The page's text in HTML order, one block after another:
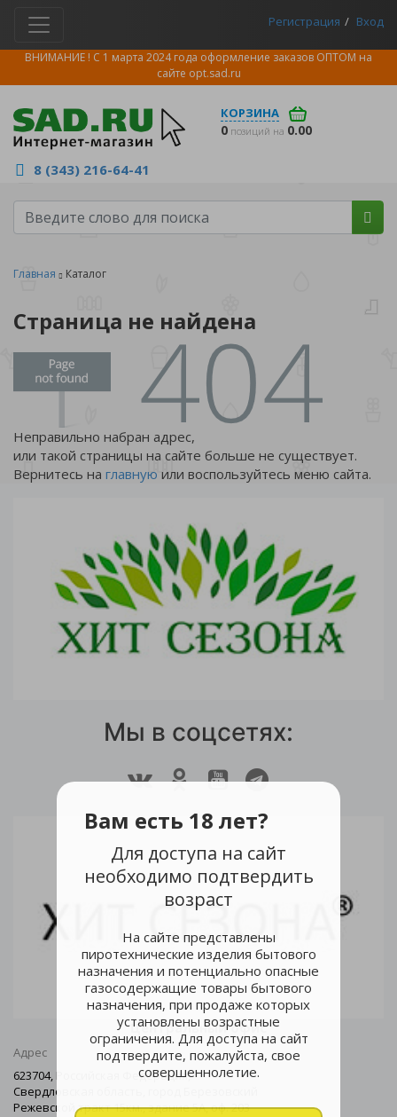
Вам есть 18 лет?
Для доступа на сайт
необходимо подтвердить
возраст
На сайте представлены
пиротехнические изделия бытового
назначения и потенциально опасные
газосодержащие товары бытового
назначения, при продаже которых
установлены возрастные
ограничения. Для доступа на сайт
подтвердите, пожалуйста, свое
совершеннолетие.
Регистрация Вход
ВНИМАНИЕ ! С 1 марта 2024 года оформление заказов ОПТОМ на
сайте opt.sad.ru
КОРЗИНА
0 позиций на 0.00
8 (343) 216-64-41
Главная Каталог
Страница не найдена
Неправильно набран адрес,
или такой страницы на сайте больше не существует.
Вернитесь на главную или воспользуйтесь меню сайта.
Мы в соцсетях:
Центральный офис
Адрес
623704, Российская Федерация,
Свердловская область, город Березовский
Режевской тракт 15км., здание 5А, оф. 203